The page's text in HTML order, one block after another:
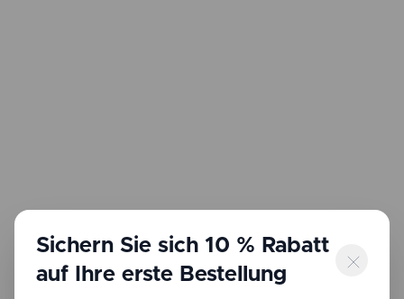
Sichern Sie sich 10 % Rabatt
auf Ihre erste Bestellung